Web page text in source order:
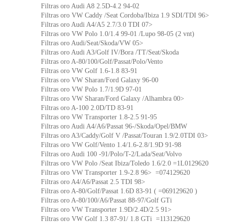
Filtras oro Audi A8 2.5D-4.2 94-02
Filtras oro VW Caddy /Seat Cordoba/Ibiza 1.9 SDI/TDI 96>
Filtras oro Audi A4/A5 2.7/3.0 TDI 07>
Filtras oro VW Polo 1.0/1.4 99-01 /Lupo 98-05 (2 vnt)
Filtras oro Audi/Seat/Skoda/VW 05>
Filtras oro Audi A3/Golf IV/Bora /TT/Seat/Skoda
Filtras oro A-80/100/Golf/Passat/Polo/Vento
Filtras oro VW Golf 1.6-1.8 83-91
Filtras oro VW Sharan/Ford Galaxy 96-00
Filtras oro VW Polo 1.7/1.9D 97-01
Filtras oro VW Sharan/Ford Galaxy /Alhambra 00>
Filtras oro A-100 2.0D/TD 83-91
Filtras oro VW Transporter 1.8-2.5 91-95
Filtras oro Audi A4/A6/Passat 96-/Skoda/Opel/BMW
Filtras oro A3/Caddy/Golf V /Passat/Touran 1.9/2.0TDI 03>
Filtras oro VW Golf/Vento 1.4/1.6-2.8/1.9D 91-98
Filtras oro Audi 100 -91/Polo/T-2/Lada/Seat/Volvo
Filtras oro VW Polo /Seat Ibiza/Toledo 1.6/2.0 =1L0129620
Filtras oro VW Transporter 1.9-2.8 96> =074129620
Filtras oro A4/A6/Passat 2.5 TDI 98>
Filtras oro A-80/Golf/Passat 1.6D 83-91 ( =069129620 )
Filtras oro A-80/100/A6/Passat 88-97/Golf GTi
Filtras oro VW Transporter 1.9D/2.4D/2.5 91>
Filtras oro VW Golf 1.3 87-91/ 1.8 GTi =113129620